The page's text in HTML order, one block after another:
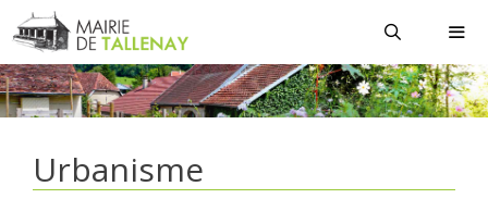
Aller
au
contenu
Urbanisme